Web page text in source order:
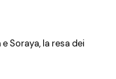
Soraya, la resa dei